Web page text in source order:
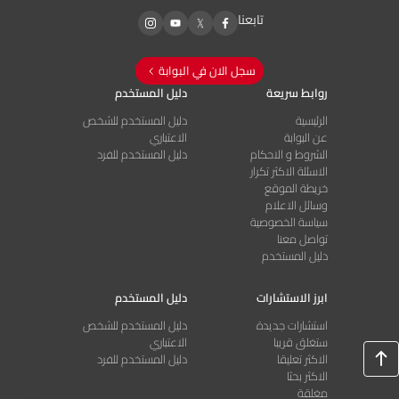
تابعنا
سجل الان في البوابة
روابط سريعة
الرئيسية
عن البوابة
الشروط و الاحكام
الاسئلة الاكثر تكرار
خريطة الموقع
وسائل الاعلام
سياسة الخصوصية
تواصل معنا
دليل المستخدم
دليل المستخدم
دليل المستخدم للشخص
الاعتباري
دليل المستخدم للفرد
ابرز الاستشارات
استشارات جديدة
ستغلق قريبا
الاكثر تعليقا
الاكثر بحثا
مغلقة
دليل المستخدم
دليل المستخدم للشخص
الاعتباري
دليل المستخدم للفرد